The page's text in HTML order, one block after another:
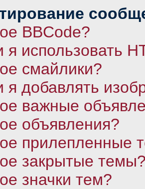
BBCode?
я использовать
смайлики?
я добавлять
важные
объявления?
прилепленные
закрытые
значки тем?